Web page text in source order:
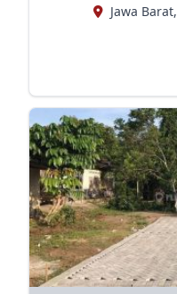
Jawa Barat,